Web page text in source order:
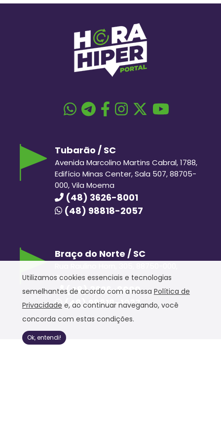
Tubarão / SC
Avenida Marcolino Martins Cabral, 1788,
Edifício Minas Center, Sala 507, 88705-
000, Vila Moema
(48) 3626-8001
(48) 98818-2057
Braço do Norte / SC
Centro
(48) 3626-8000
(48) 98818-1037
Utilizamos cookies essenciais e tecnologias
semelhantes de acordo com a nossa Política de
Privacidade e, ao continuar navegando, você
concorda com estas condições.
Ok, entendi!